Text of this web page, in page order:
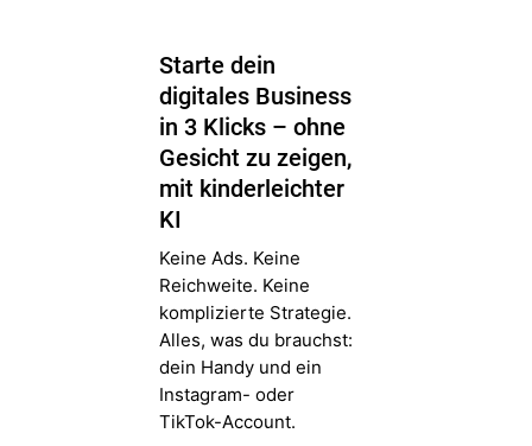
Starte dein
digitales Business
in 3 Klicks – ohne
Gesicht zu zeigen,
mit kinderleichter
KI
Keine Ads. Keine
Reichweite. Keine
komplizierte Strategie.
Alles, was du brauchst:
dein Handy und ein
Instagram- oder
TikTok-Account.